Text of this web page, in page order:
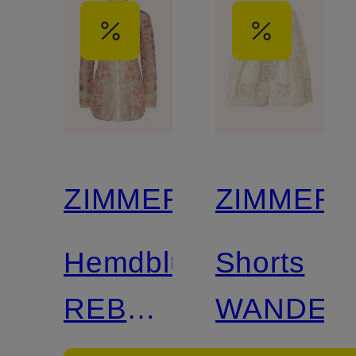
ZIMMERMANN
Hemdbluse
REBELLION
Shorts